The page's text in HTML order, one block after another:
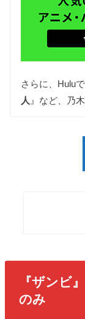
さらに、Hulu
人』など、乃
『ザンビ
のみ